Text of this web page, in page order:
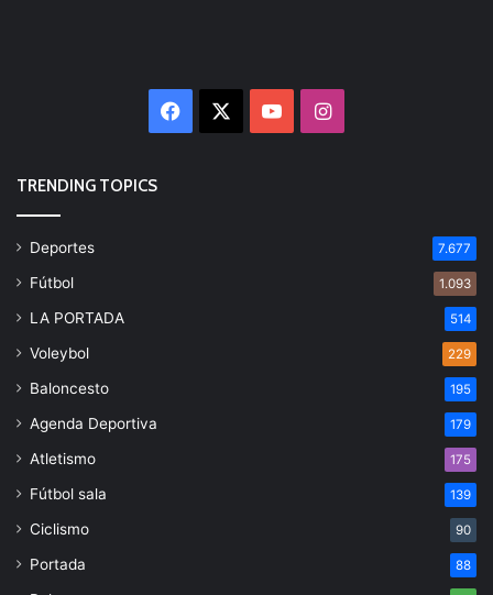
Facebook YouTubeInstagram
TRENDING TOPICS
Deportes 7.677
Fútbol 1.093
LA PORTADA 514
Voleybol 229
Baloncesto 195
Agenda Deportiva 179
Atletismo 175
Fútbol sala 139
Ciclismo 90
Portada 88